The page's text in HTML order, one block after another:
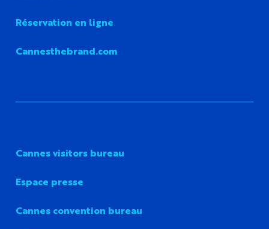
Réservation en ligne
Cannesthebrand.com
Cannes visitors bureau
Espace presse
Cannes convention bureau